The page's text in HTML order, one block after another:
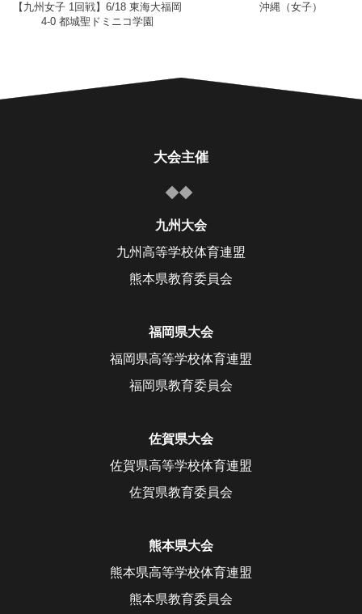
【九州女子 1回戦】6/18 東海大福岡
4-0 都城聖ドミニコ学園
沖縄（女子）
大会主催
九州大会
九州高等学校体育連盟
熊本県教育委員会
福岡県大会
福岡県高等学校体育連盟
福岡県教育委員会
佐賀県大会
佐賀県高等学校体育連盟
佐賀県教育委員会
熊本県大会
熊本県高等学校体育連盟
熊本県教育委員会